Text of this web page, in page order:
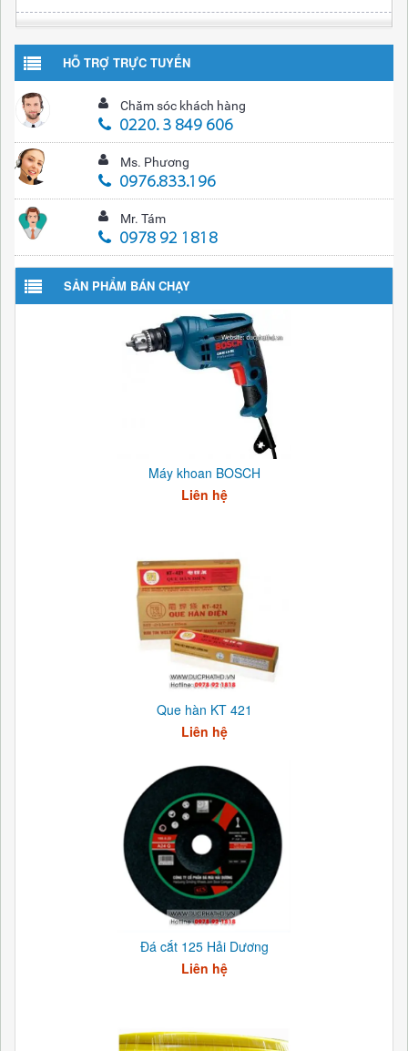
HỖ TRỢ TRỰC TUYẾN
Chăm sóc khách hàng
0220. 3 849 606
Ms. Phương
0976.833.196
Mr. Tám
0978 92 1818
SẢN PHẨM BÁN CHẠY
Máy khoan BOSCH
Liên hệ
Que hàn KT 421
Liên hệ
Đá cắt 125 Hải Dương
Liên hệ